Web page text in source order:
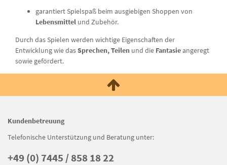
garantiert Spielspaß beim ausgiebigen Shoppen von
Lebensmittel und Zubehör.
Durch das Spielen werden wichtige Eigenschaften der
Entwicklung wie dasSprechen, Teilen und die Fantasieangeregt
sowie gefördert.
Kundenbetreuung
Telefonische Unterstützung und Beratung unter:
+49 (0) 7445 / 858 18 22